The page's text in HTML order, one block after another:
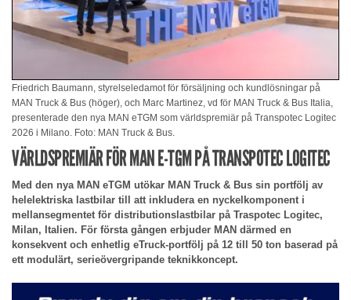
Friedrich Baumann, styrelseledamot för försäljning och kundlösningar på
MAN Truck & Bus (höger), och Marc Martinez, vd för MAN Truck & Bus Italia,
presenterade den nya MAN eTGM som världspremiär på Transpotec Logitec
2026 i Milano. Foto: MAN Truck & Bus.
VÄRLDSPREMIÄR FÖR MAN E-TGM PÅ TRANSPOTEC LOGITEC
Med den nya MAN eTGM utökar MAN Truck & Bus sin portfölj av
helelektriska lastbilar till att inkludera en nyckelkomponent i
mellansegmentet för distributionslastbilar på Traspotec Logitec,
Milan, Italien. För första gången erbjuder MAN därmed en
konsekvent och enhetlig eTruck-portfölj på 12 till 50 ton baserad på
ett modulärt, serieövergripande teknikkoncept.